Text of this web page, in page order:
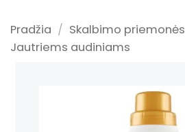
Pradžia / Skalbimo priemonės
Jautriems audiniams